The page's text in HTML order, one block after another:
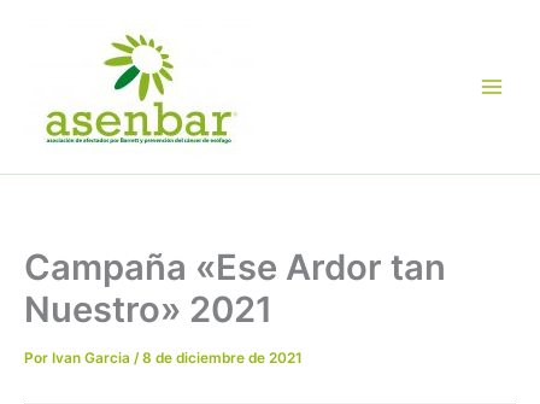
Campaña «Ese Ardor tan
Nuestro» 2021
Por Ivan Garcia /8 de diciembre de 2021